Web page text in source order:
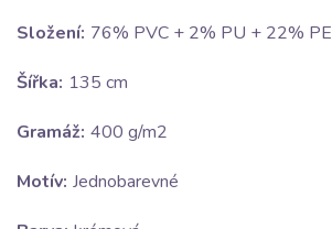
Složení: 76% PVC + 2% PU + 22% PE
Šířka: 135 cm
Gramáž: 400 g/m2
Motív: Jednobarevné